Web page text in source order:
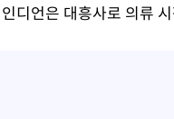
디언은 대흥사로 의류